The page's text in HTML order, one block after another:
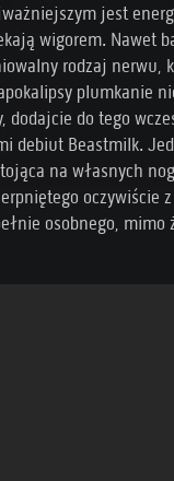
jest
wigorem. Nawet
rodzaj nerwu,
plumkanie
dodajcie do tego
debiut Beastmilk.
na własnych
oczywiście
osobnego,